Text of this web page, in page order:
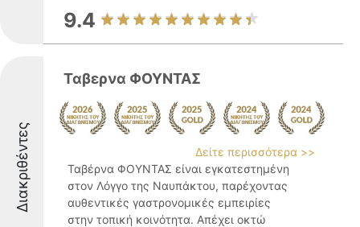
9.4
Διακριθέντες
Ταβερνα ΦΟΥΝΤΑΣ
Δείτε περισσότερα >>
Ταβέρνα ΦΟΥΝΤΑΣ είναι εγκατεστημένη
στον Λόγγο της Ναυπάκτου, παρέχοντας
αυθεντικές γαστρονομικές εμπειρίες
στην τοπική κοινότητα. Απέχει οκτώ